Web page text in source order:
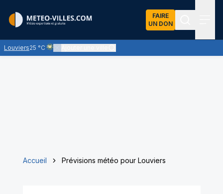
FAIRE
UN DON
Louviers25 °C
Ciel voilé par des nuages d'altitude, ternissant plus ou
Accueil Prévisions météo pour Louviers